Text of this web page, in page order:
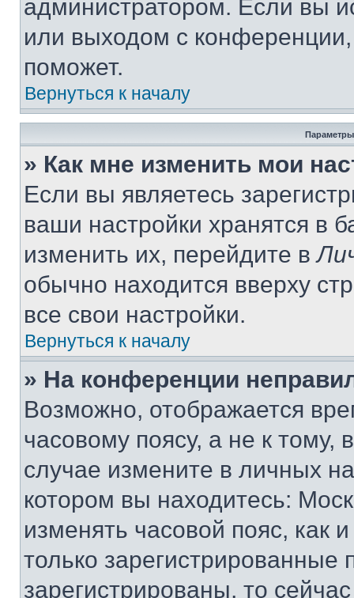
администратором. Если вы
или выходом с
поможет.
Вернуться к началу
Параметры
» Как мне изменить мои
Если вы являетесь
ваши настройки хранятся в
изменить их, перейдите в
обычно находится вверху
все свои настройки.
Вернуться к началу
» На конференции
Возможно, отображается
часовому поясу, а не к тому,
случае измените в личных
котором вы находитесь:
изменять часовой пояс, как
только
зарегистрированы, то